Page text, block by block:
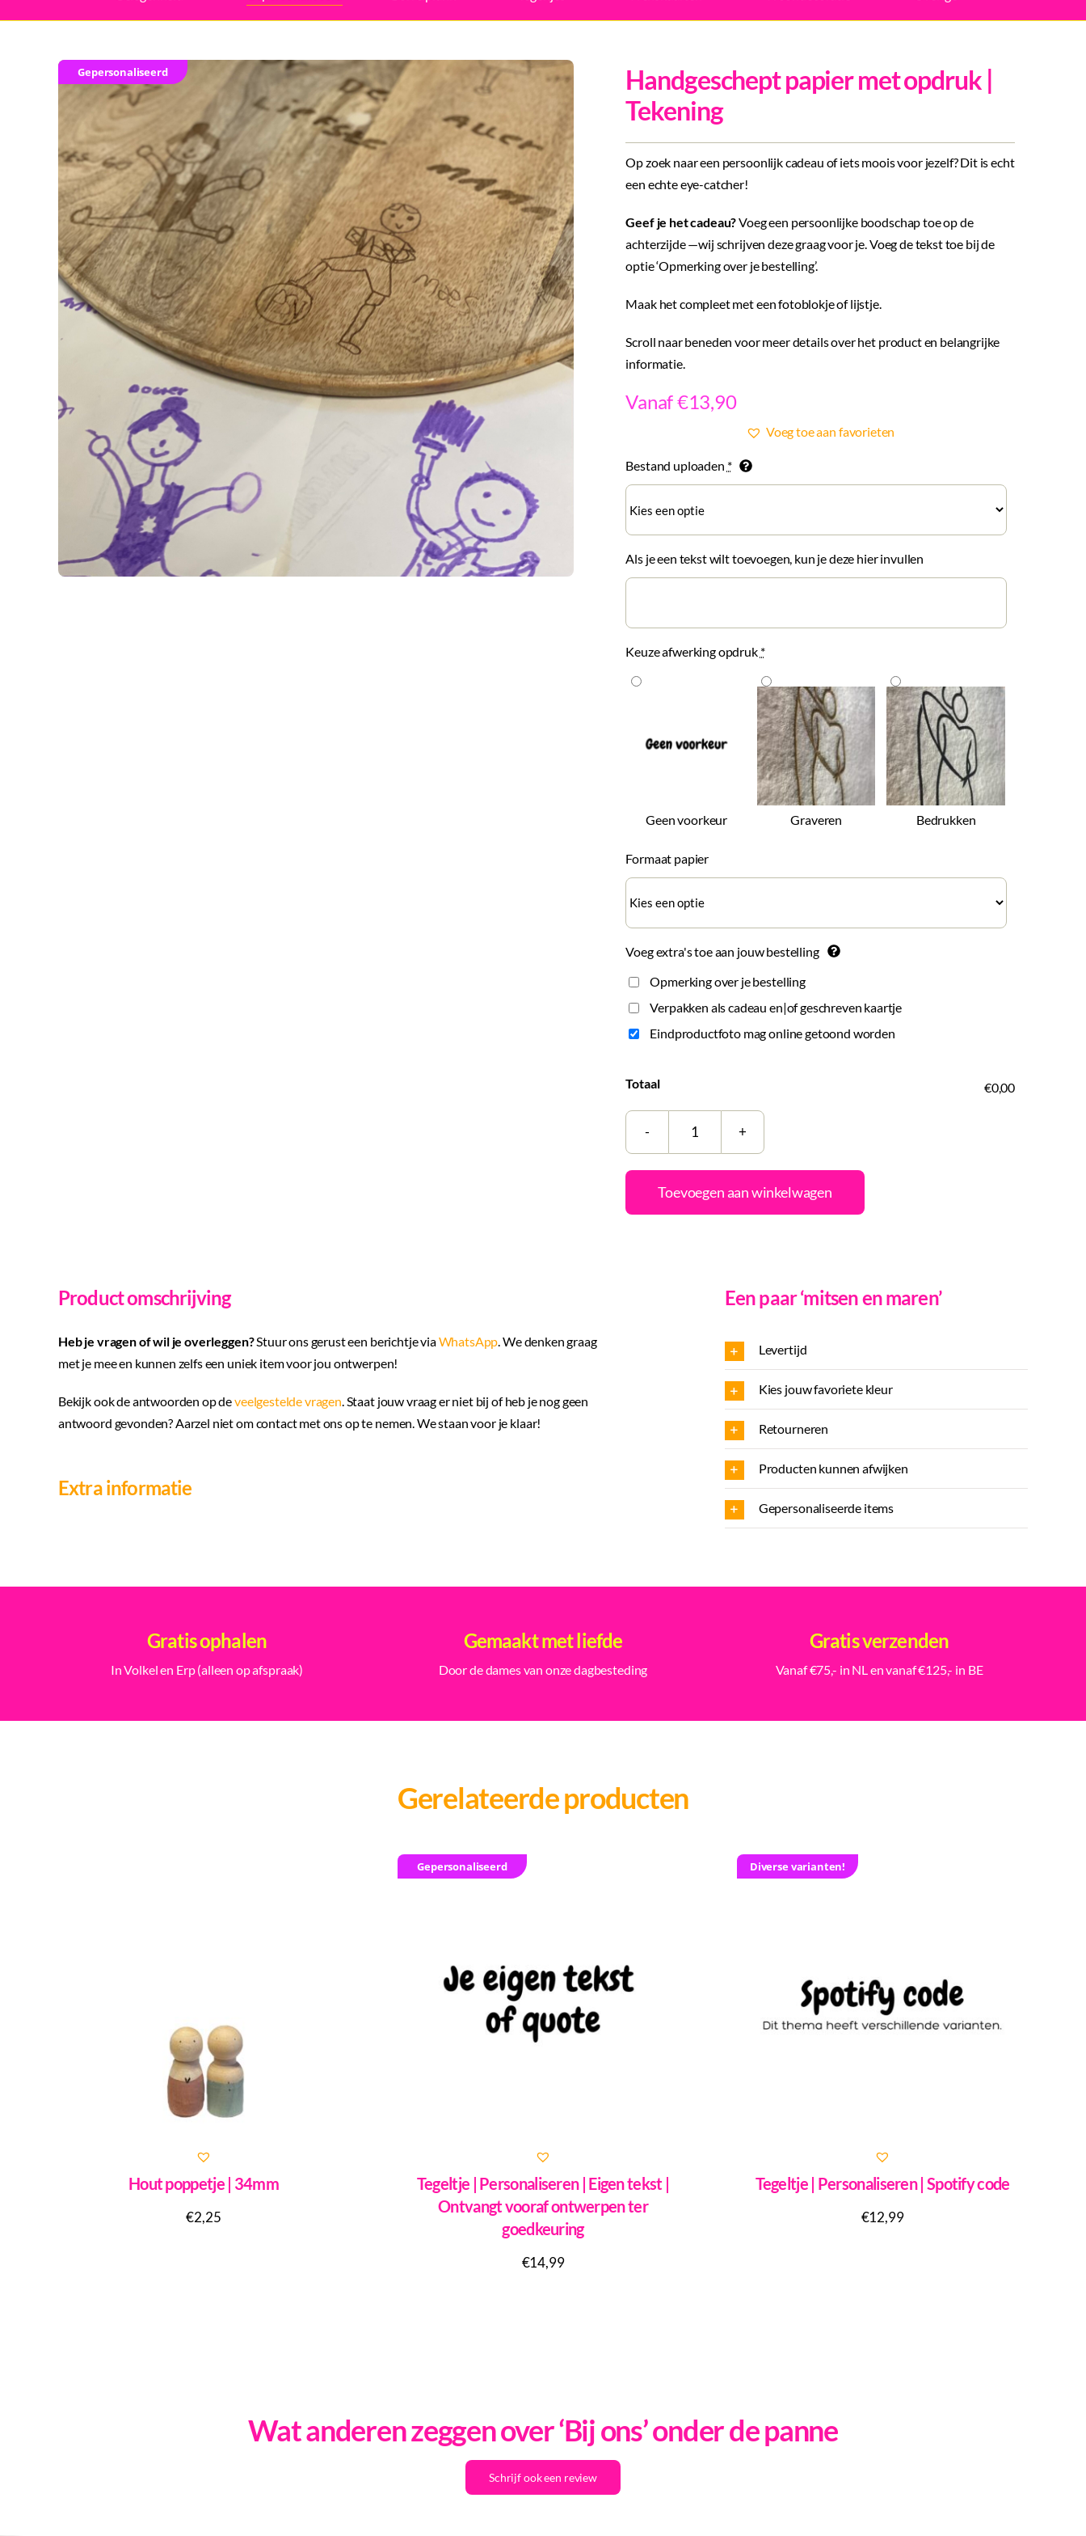
Gepersonaliseerd
Handgeschept papier met opdruk |
Tekening
Op zoek naar een persoonlijk cadeau of iets moois voor jezelf? Dit is echt
een echte eye-catcher!
Geef je het cadeau?Voeg een persoonlijke boodschap toe op de
achterzijde —wij schrijven deze graag voor je. Voeg de tekst toe bij de
optie ‘Opmerking over je bestelling’.
Maak het compleet met een fotoblokje of lijstje.
Scroll naar beneden voor meer details over het product en belangrijke
informatie.
Vanaf €13,90
Voeg toe aan favorieten
Bestand uploaden *
Als je een tekst wilt toevoegen, kun je deze hier invullen
Keuze afwerking opdruk *
Geen voorkeur Graveren Bedrukken
Formaat papier
Voeg extra's toe aan jouw bestelling
Opmerking over je bestelling
Verpakken als cadeau en|of geschreven kaartje
Eindproductfoto mag online getoond worden
Totaal €0,00
Handgeschept
papier
met
opdruk
Toevoegen aan winkelwagen
Product omschrijving
Heb je vragen of wil je overleggen?Stuur ons gerust een berichtje viaWhatsApp. We denken graag
met je mee en kunnen zelfs een uniek item voor jou ontwerpen!
Bekijk ook de antwoorden op deveelgestelde vragen. Staat jouw vraag er niet bij of heb je nog geen
antwoord gevonden? Aarzel niet om contact met ons op te nemen. We staan voor je klaar!
Extra informatie
Een paar ‘mitsen en maren’
Levertijd
Kies jouw favoriete kleur
Retourneren
Producten kunnen afwijken
Gepersonaliseerde items
Gratis ophalen
In Volkel en Erp (alleen op afspraak)
Gemaakt met liefde
Door de dames van onze dagbesteding
Gratis verzenden
Vanaf €75,- in NL en vanaf €125,- in BE
Gerelateerde producten
Hout poppetje | 34mm
€2,25
Gepersonaliseerd
Tegeltje | Personaliseren | Eigen tekst |
Ontvangt vooraf ontwerpen ter
goedkeuring
€14,99
Diverse varianten!
Tegeltje | Personaliseren | Spotify code
€12,99
Wat anderen zeggen over ‘Bij ons’ onder de panne
Schrijf ook een review